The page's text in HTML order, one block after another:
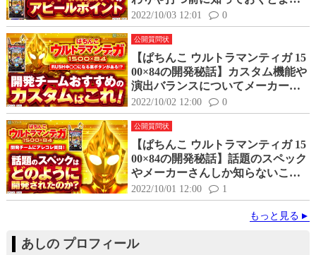
楽しめるポイントを聞いてみた！
2022/10/03 12:01 0
公開質問状
【ぱちんこ ウルトラマンティガ 15
00×84の開発秘話】カスタム機能や
演出バランスについてメーカーさ
んにアレコレ聞いてみた！
2022/10/02 12:00 0
公開質問状
【ぱちんこ ウルトラマンティガ 15
00×84の開発秘話】話題のスペック
やメーカーさんしか知らないこと
を色々聞いてみた！
2022/10/01 12:00 1
もっと見る
あしの プロフィール